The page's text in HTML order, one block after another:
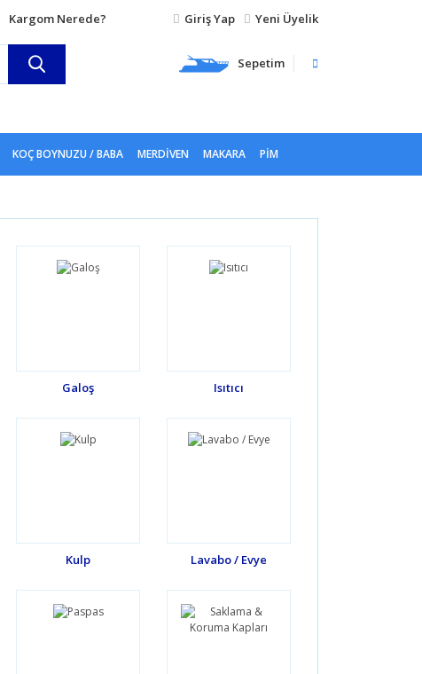
Kargom Nerede? Giriş Yap Yeni Üyelik
Sepetim
KOÇ BOYNUZU / BABA MERDIVEN MAKARA PIM
Galoş Isıtıcı
Kulp Lavabo / Evye